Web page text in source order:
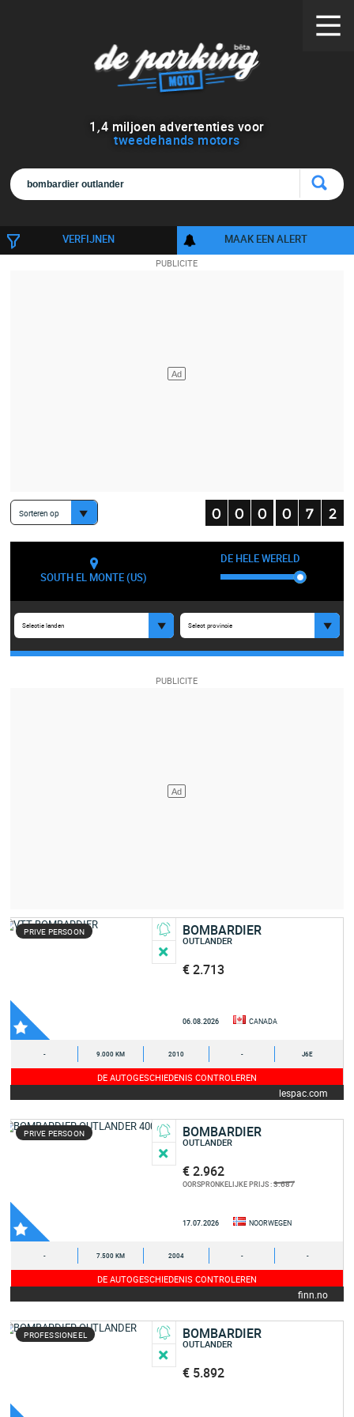
1 ,4 miljoen advertenties voor
tweedehands motors
VERFIJNEN MAAK EEN ALERT
Sorteren op
SOUTH EL MONTE (US)
DE HELE WERELD
Selectie landen Select provincie
PRIVE PERSOON BOMBARDIER
OUTLANDER
€ 2.713
06.08.2026 CANADA
- 9.000 KM 2010 - J6E
DE AUTOGESCHIEDENIS CONTROLEREN
lespac.com
PRIVE PERSOON BOMBARDIER
OUTLANDER
€ 2.962
OORSPRONKELIJKE PRIJS :3.687
17.07.2026 NOORWEGEN
- 7.500 KM 2004 - -
DE AUTOGESCHIEDENIS CONTROLEREN
finn.no
PROFESSIONEEL BOMBARDIER
OUTLANDER
€ 5.892